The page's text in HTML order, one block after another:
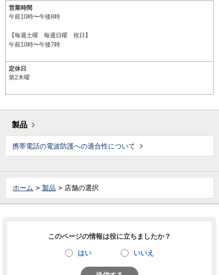
営業時間
午前10時〜午後8時
【毎週土曜 毎週日曜 祝日】
午前10時〜午後7時
定休日
第2木曜
製品
携帯電話の電波防護への適合性について
ホーム 製品 店舗の選択
このページの情報は役に立ちましたか？
はい いいえ